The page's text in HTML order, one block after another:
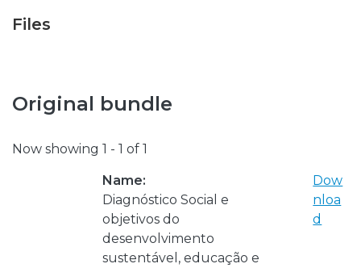
Files
Original bundle
Now showing 1 - 1 of 1
Name:
Diagnóstico Social e
objetivos do
desenvolvimento
sustentável, educação e
Dow
nloa
d